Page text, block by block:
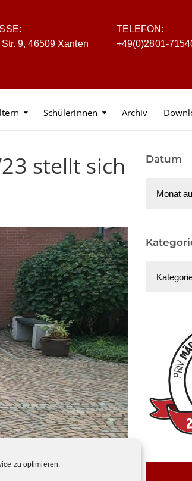
zu optimieren.
9, 46509 Xanten
TELEFON:
+49(0)2801-715
Schülerinnen Archiv
stellt sich
Datum